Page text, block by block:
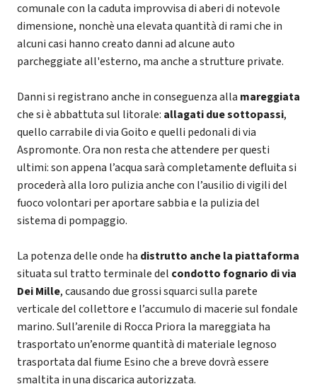
comunale con la caduta improvvisa di aberi di notevole
dimensione, nonchè una elevata quantità di rami che in
alcuni casi hanno creato danni ad alcune auto
parcheggiate all'esterno, ma anche a strutture private.
Danni si registrano anche in conseguenza alla mareggiata
che si è abbattuta sul litorale: allagati due sottopassi,
quello carrabile di via Goito e quelli pedonali di via
Aspromonte. Ora non resta che attendere per questi
ultimi: son appena l’acqua sarà completamente defluita si
procederà alla loro pulizia anche con l’ausilio di vigili del
fuoco volontari per aportare sabbia e la pulizia del
sistema di pompaggio.
La potenza delle onde ha distrutto anche la piattaforma
situata sul tratto terminale del condotto fognario di via
Dei Mille, causando due grossi squarci sulla parete
verticale del collettore e l’accumulo di macerie sul fondale
marino. Sull’arenile di Rocca Priora la mareggiata ha
trasportato un’enorme quantità di materiale legnoso
trasportata dal fiume Esino che a breve dovrà essere
smaltita in una discarica autorizzata.